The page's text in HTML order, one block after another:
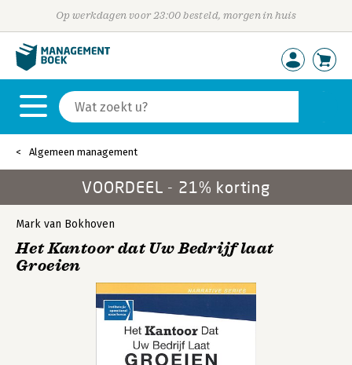
Op werkdagen voor 23:00 besteld, morgen in huis
Algemeen management
VOORDEEL - 21% korting
Mark van Bokhoven
Het Kantoor dat Uw Bedrijf laat
Groeien